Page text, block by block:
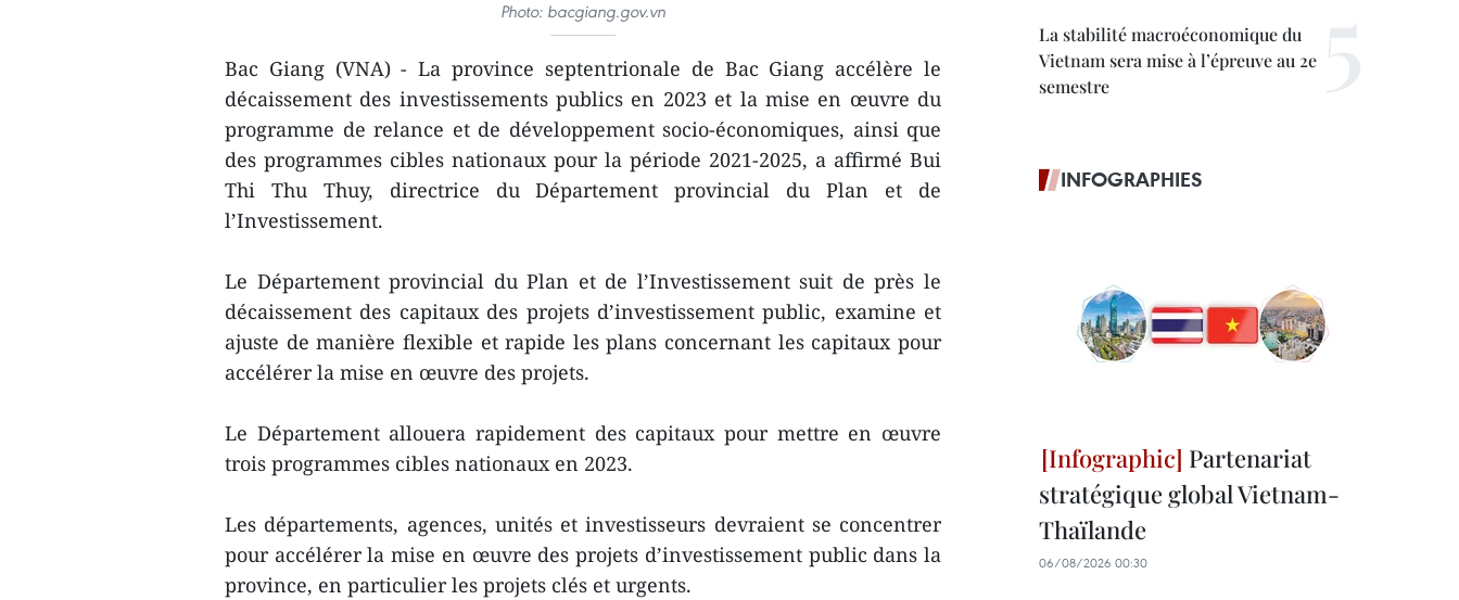
Photo: bacgiang.gov.vn
Bac Giang (VNA) - La province septentrionale de Bac Giang accélère le
décaissement des investissements publics en 2023 et la mise en œuvre du
programme de relance et de développement socio-économiques, ainsi que
des programmes cibles nationaux pour la période 2021-2025, a affirmé Bui
Thi Thu Thuy, directrice du Département provincial du Plan et de
l’Investissement.
Le Département provincial du Plan et de l’Investissement suit de près le
décaissement des capitaux des projets d’investissement public, examine et
ajuste de manière flexible et rapide les plans concernant les capitaux pour
accélérer la mise en œuvre des projets.
Le Département allouera rapidement des capitaux pour mettre en œuvre
trois programmes cibles nationaux en 2023.
Les départements, agences, unités et investisseurs devraient se concentrer
pour accélérer la mise en œuvre des projets d’investissement public dans la
province, en particulier les projets clés et urgents.
La stabilité macroéconomique du
Vietnam sera mise à l’épreuve au 2e
semestre
INFOGRAPHIES
Partenariat
stratégique global Vietnam-
Thaïlande
06/08/2026 00:30